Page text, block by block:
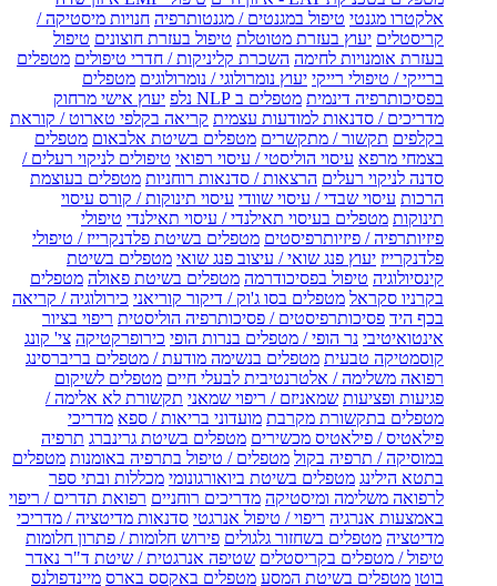
אלקטרו מגנטי טיפול במגנטים / מגנטותרפיה חנויות מיסטיקה /
קריסטלים יעוץ בעזרת מטוטלת טיפול בעזרת חוצונים טיפול
בעזרת אומנויות לחימה השכרת קליניקות / חדרי טיפולים מטפלים
ברייקי / טיפולי רייקי יעוץ נומרולוגי / נומרולוגים מטפלים
בפסיכותרפיה דינמית מטפלים ב NLP נלפ
יעוץ אישי מרחוק
מדריכים / סדנאות למודעות עצמית קריאה בקלפי טארוט / קוראת
בקלפים תקשור / מתקשרים מטפלים בשיטת אלבאום מטפלים
בצמחי מרפא עיסוי הוליסטי / עיסוי רפואי טיפולים לניקוי רעלים /
סדנה לניקוי רעלים הרצאות / סדנאות רוחניות מטפלים בעוצמת
הרכות עיסוי שבדי / עיסוי שוודי עיסוי תינוקות / קורס עיסוי
תינוקות מטפלים בעיסוי תאילנדי / עיסוי תאילנדי טיפולי
פיזיותרפיה / פיזיותרפיסטים מטפלים בשיטת פלדנקרייז / טיפולי
פלדנקרייז יעוץ פנג שואי / עיצוב פנג שואי מטפלים בשיטת
קינסיולוגיה טיפול בפסיכודרמה מטפלים בשיטת פאולה מטפלים
בקרניו סקראל מטפלים בסו ג'וק / דיקור קוריאני כירולוגיה / קריאה
בכף היד פסיכותרפיסטים / פסיכותרפיה הוליסטית ריפוי בציור
אינטואיטיבי נר הופי / מטפלים בנרות הופי כירופרקטיקה צי' קונג
קוסמטיקה טבעית מטפלים בנשימה מודעת / מטפלים בריברסינג
רפואה משלימה / אלטרנטיבית לבעלי חיים מטפלים לשיקום
פגיעות ופציעות שמאניזם / ריפוי שמאני תקשורת לא אלימה /
מטפלים בתקשורת מקרבת מועדוני בריאות / ספא מדריכי
פילאטיס / פילאטיס מכשירים מטפלים בשיטת גרינברג תרפיה
במוסיקה / תרפיה בקול מטפלים / טיפול בתרפיה באומנות מטפלים
בתטא הילינג מטפלים בשיטת ביואורגונומי מכללות ובתי ספר
לרפואה משלימה ומיסטיקה מדריכים רוחניים רפואת תדרים / ריפוי
באמצעות אנרגיה ריפוי / טיפול אנרגטי סדנאות מדיטציה / מדריכי
מדיטציה מטפלים בשחזור גלגולים פירוש חלומות / פתרון חלומות
טיפול / מטפלים בקריסטלים שטיפה אנרגטית / שיטת ד"ר נאדר
בוטו מטפלים בשיטת המסע מטפלים באקסס בארס מיינדפולנס